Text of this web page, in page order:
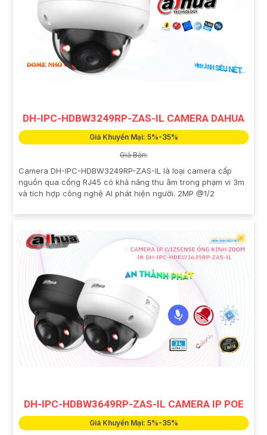
DH-IPC-HDBW3249RP-ZAS-IL CAMERA DAHUA
Giá Khuyến Mại: 5%-35%
Giá Bán:
Camera DH-IPC-HDBW3249RP-ZAS-IL là loại camera cấp
nguồn qua cổng RJ45 có khả năng thu âm trong phạm vi 3m
và tích hợp công nghệ AI phát hiện người. 2MP @1/2
DH-IPC-HDBW3649RP-ZAS-IL CAMERA IP POE
Giá Khuyến Mại: 5%-35%